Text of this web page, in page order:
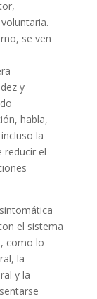
se ven
y
habla,
la
reducir el
el sistema
como lo
la
y la